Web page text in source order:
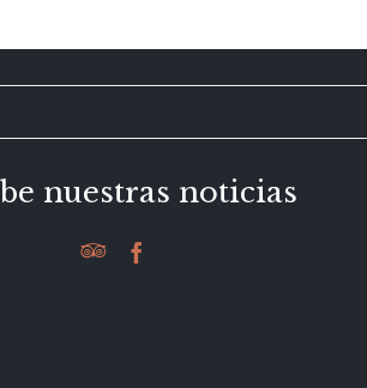
nuestras noticias
 